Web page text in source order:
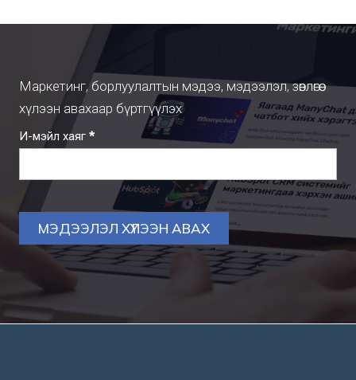
Маркетинг, борлуулалтын мэдээ, мэдээлэл, зөвлөгөө
хүлээн авахаар бүртгүүлэх
Subscription
И-мэйл хаяг *
МЭДЭЭЛЭЛ ХҮЛЭЭН АВАХ